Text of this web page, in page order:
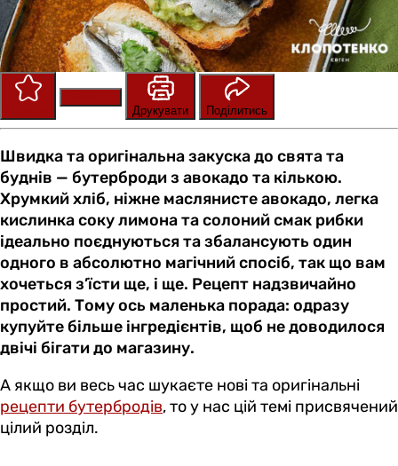
Друкувати
Поділитись
Швидка та оригінальна закуска до свята та
буднів — бутерброди з авокадо та кількою.
Хрумкий хліб, ніжне маслянисте авокадо, легка
кислинка соку лимона та солоний смак рибки
ідеально поєднуються та збалансують один
одного в абсолютно магічний спосіб, так що вам
хочеться з’їсти ще, і ще. Рецепт надзвичайно
простий. Тому ось маленька порада: одразу
купуйте більше інгредієнтів, щоб не доводилося
двічі бігати до магазину.
А якщо ви весь час шукаєте нові та оригінальні
рецепти бутербродів, то у нас цій темі присвячений
цілий розділ.